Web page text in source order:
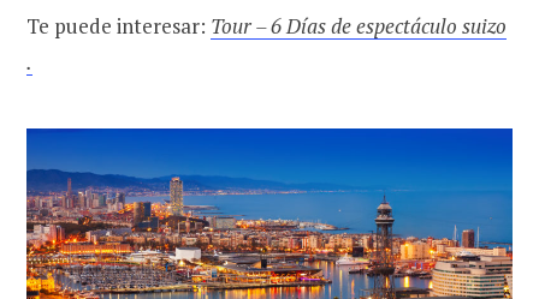
Te puede interesar: Tour – 6 Días de espectáculo suizo
.